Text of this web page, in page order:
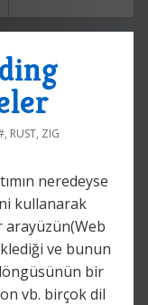
, RUST, ZIG
neredeyse
kullanarak
arayüzün(Web
ve bunun
bir
vb. birçok dil